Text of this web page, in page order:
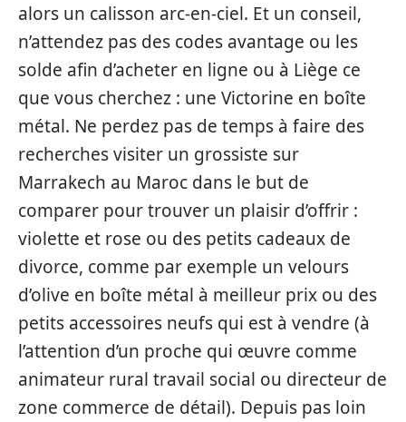
alors un calisson arc-en-ciel. Et un conseil,
n’attendez pas des codes avantage ou les
solde afin d’acheter en ligne ou à Liège ce
que vous cherchez : une Victorine en boîte
métal. Ne perdez pas de temps à faire des
recherches visiter un grossiste sur
Marrakech au Maroc dans le but de
comparer pour trouver un plaisir d’offrir :
violette et rose ou des petits cadeaux de
divorce, comme par exemple un velours
d’olive en boîte métal à meilleur prix ou des
petits accessoires neufs qui est à vendre (à
l’attention d’un proche qui œuvre comme
animateur rural travail social ou directeur de
zone commerce de détail). Depuis pas loin